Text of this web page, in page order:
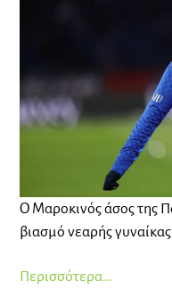
Ο Μαροκινός άσος της
βιασμό νεαρής
Περισσότερα…